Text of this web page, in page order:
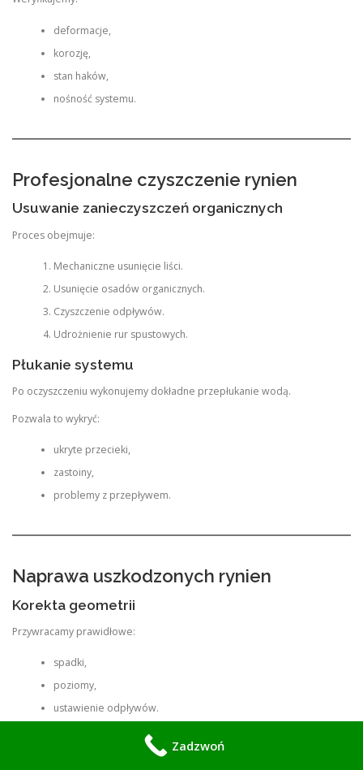
deformacje,
korozję,
stan haków,
nośność systemu.
Profesjonalne czyszczenie rynien
Usuwanie zanieczyszczeń organicznych
Proces obejmuje:
Mechaniczne usunięcie liści.
Usunięcie osadów organicznych.
Czyszczenie odpływów.
Udrożnienie rur spustowych.
Płukanie systemu
Po oczyszczeniu wykonujemy dokładne przepłukanie wodą.
Pozwala to wykryć:
ukryte przecieki,
zastoiny,
problemy z przepływem.
Naprawa uszkodzonych rynien
Korekta geometrii
Przywracamy prawidłowe:
spadki,
poziomy,
ustawienie odpływów.
Wymiana uszkodzonych elementów
Zadzwoń